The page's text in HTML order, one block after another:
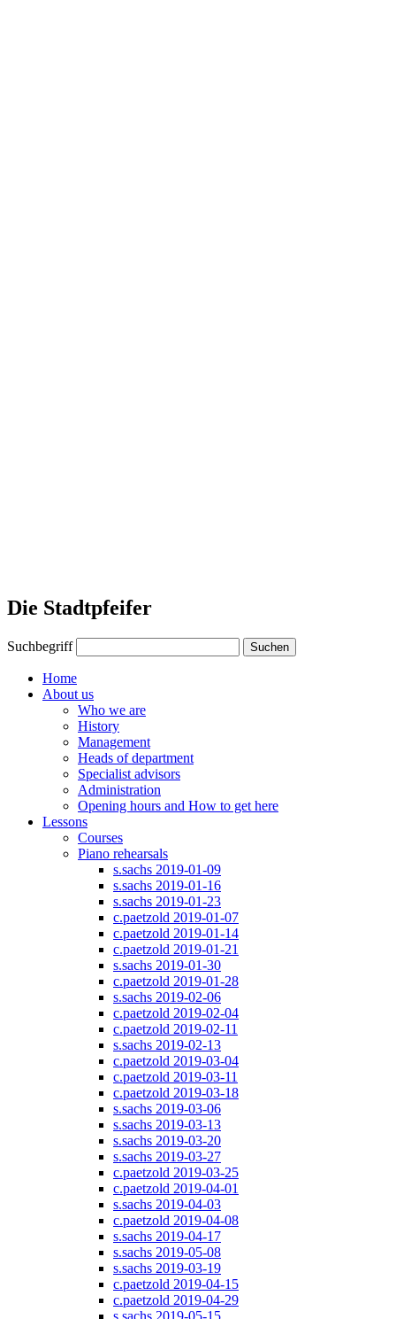
Die Stadtpfeifer
Suchbegriff Suchen
Home
About us
Who we are
History
Management
Heads of department
Specialist advisors
Administration
Opening hours and How to get here
Lessons
Courses
Piano rehearsals
s.sachs 2019-01-09
s.sachs 2019-01-16
s.sachs 2019-01-23
c.paetzold 2019-01-07
c.paetzold 2019-01-14
c.paetzold 2019-01-21
s.sachs 2019-01-30
c.paetzold 2019-01-28
s.sachs 2019-02-06
c.paetzold 2019-02-04
c.paetzold 2019-02-11
s.sachs 2019-02-13
c.paetzold 2019-03-04
c.paetzold 2019-03-11
c.paetzold 2019-03-18
s.sachs 2019-03-06
s.sachs 2019-03-13
s.sachs 2019-03-20
s.sachs 2019-03-27
c.paetzold 2019-03-25
c.paetzold 2019-04-01
s.sachs 2019-04-03
c.paetzold 2019-04-08
s.sachs 2019-04-17
s.sachs 2019-05-08
s.sachs 2019-03-19
c.paetzold 2019-04-15
c.paetzold 2019-04-29
s.sachs 2019-05-15